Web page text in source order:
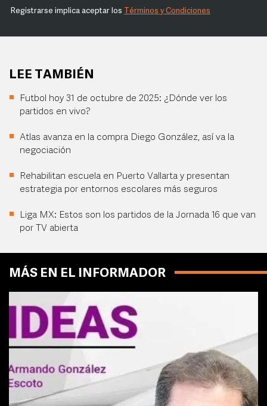
Registrarse implica aceptar los Términos y Condiciones
LEE TAMBIÉN
Futbol hoy 31 de octubre de 2025: ¿Dónde ver los
partidos en vivo?
Atlas avanza en la compra Diego González, así va la
negociación
Rehabilitan escuela en Puerto Vallarta y presentan
estrategia por entornos escolares más seguros
Liga MX: Estos son los partidos de la Jornada 16 que van
por TV abierta
MÁS EN EL INFORMADOR